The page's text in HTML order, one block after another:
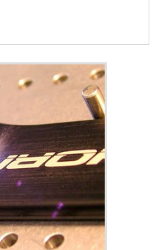
serviços e materiais.
uma máquina de corte
apenas no preço,
possível, pode se
de cabeça.Principais